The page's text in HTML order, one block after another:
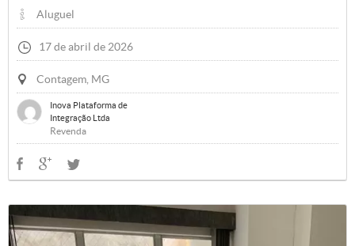
Aluguel
17 de abril de 2026
Contagem, MG
Inova Plataforma de
Integração Ltda
Revenda